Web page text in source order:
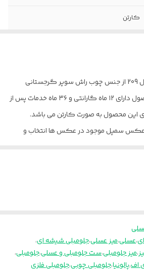
کارتن
جلومبلی و عسلی پالونیا مدل 209 از جنس چوب راش سوپر گرجستانی
گرید A می باشد. این محصول دارای ۱۲ ماه گارانتی و ۳۶ ماه خدمات پس از
این محصول به صورت کارتن می باشد.
عکس سمپل موجود در عکس ها انتخاب و
،عسلی،میز عسلی،جلومبلی شیشه ای،
،میز جلومبلی،ست جلومبلی و عسلی،جلومبلی،
اف،پالونیا،جلومبلی چوبی،جلومبلی فلزی